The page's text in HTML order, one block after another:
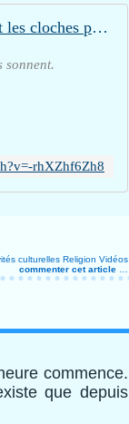
Comment sonnent les cloches poggiolaises
sonnent.
rhXZhf6Zh8
culturelles Religion Vidéos
commenter cet article
commence.
que depuis